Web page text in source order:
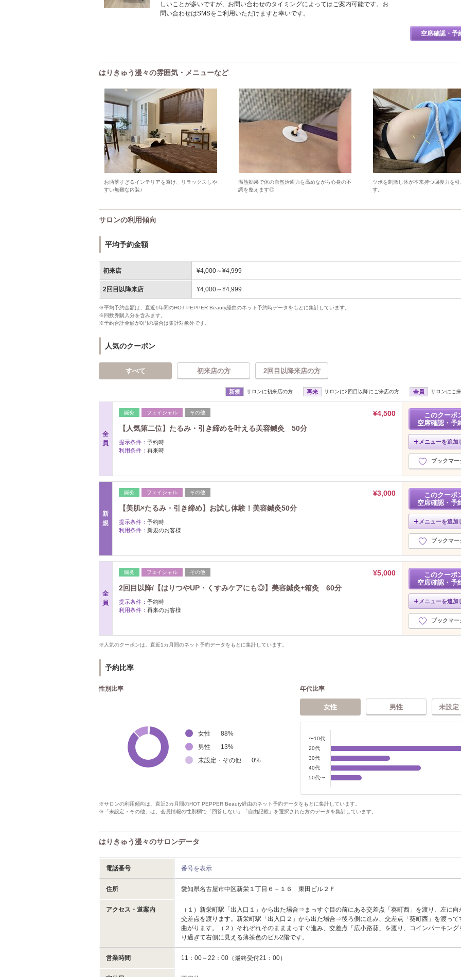
しいことが多いですが、お問い合わせのタイミングによってはご案内可能です。お
問い合わせはSMSをご利用いただけますと幸いです。
空席確認・予
はりきゅう漫々の雰囲気・メニューなど
お洒落すぎるインテリアを避け、リラックスしや
すい無難な内装♪
温熱効果で体の自然治癒力を高めながら心身の不
調を整えます◎
ツボを刺激し体が本来持つ回復力を
す。
サロンの利用傾向
平均予約金額
初来店 ¥4,000～¥4,999
2回目以降来店 ¥4,000～¥4,999
※平均予約金額は、直近1年間のHOT PEPPER Beauty経由のネット予約時データをもとに集計しています。
※回数券購入分を含みます。
※予約合計金額が0円の場合は集計対象外です。
人気のクーポン
すべて 初来店の方 2回目以降来店の方
新規 サロンに初来店の方 再来 サロンに2回目以降にご来店の方 全員 サロンにご
全
員
鍼灸 フェイシャル その他
¥4,500
【人気第二位】たるみ・引き締めを叶える美容鍼灸 50分
提示条件： 予約時
利用条件： 再来時
このクーポ
空席確認・予
メニューを追加
ブックマー
新
規
鍼灸 フェイシャル その他
¥3,000
【美肌×たるみ・引き締め】お試し体験！美容鍼灸50分
提示条件： 予約時
利用条件： 新規のお客様
このクーポ
空席確認・予
メニューを追加
ブックマー
全
員
鍼灸 フェイシャル その他
¥5,000
2回目以降/【はりつやUP・くすみケアにも◎】美容鍼灸+箱灸 60分
提示条件： 予約時
利用条件： 再来のお客様
このクーポ
空席確認・予
メニューを追加
ブックマー
※人気のクーポンは、直近1カ月間のネット予約データをもとに集計しています。
予約比率
性別比率
女性 88%
男性
13%
未設定・その他
0%
年代比率
女性 男性 未設定
〜10代
20代
30代
40代
50代〜
※サロンの利用傾向は、直近3カ月間のHOT PEPPER Beauty経由のネット予約データをもとに集計しています。
※「未設定・その他」は、会員情報の性別欄で「回答しない」「自由記載」を選択された方のデータを集計しています。
はりきゅう漫々のサロンデータ
電話番号 番号を表示
住所 愛知県名古屋市中区新栄１丁目６－１６ 東田ビル２Ｆ
アクセス・道案内
（１）新栄町駅「出入口１」から出た場合⇒まっすぐ目の前にある交差点「葵町西」を渡り、左に向
交差点を渡ります。新栄町駅「出入口２」から出た場合⇒後ろ側に進み、交差点「葵町西」を渡って
曲がります。（２）それぞれそのまままっすぐ進み、交差点「広小路葵」を渡り、コインパーキング
り過ぎて右側に見える薄茶色のビル2階です。
営業時間 11：00～22：00（最終受付21：00）